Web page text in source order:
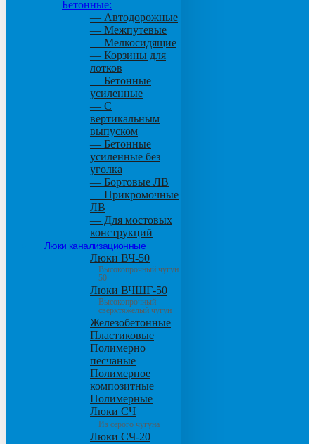
Бетонные:
— Автодорожные
— Межпутевые
— Мелкосидящие
— Корзины для
лотков
— Бетонные
усиленные
— С
вертикальным
выпуском
— Бетонные
усиленные без
уголка
— Бортовые ЛВ
— Прикромочные
ЛВ
— Для мостовых
конструкций
Люки канализационные
Люки ВЧ-50
Высокопрочный чугун
50
Люки ВЧШГ-50
Высокопрочный
сверхтяжелый чугун
Железобетонные
Пластиковые
Полимерно
песчаные
Полимерное
композитные
Полимерные
Люки СЧ
Из серого чугуна
Люки СЧ-20